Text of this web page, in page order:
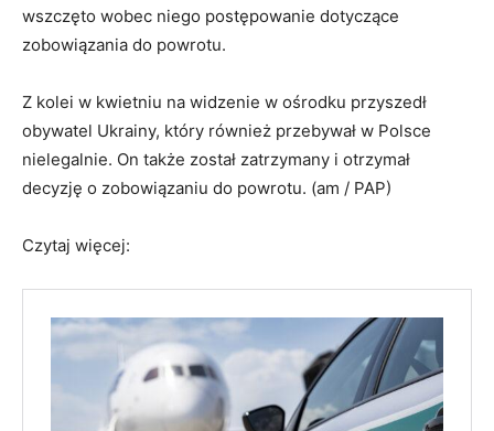
wszczęto wobec niego postępowanie dotyczące
zobowiązania do powrotu.
Z kolei w kwietniu na widzenie w ośrodku przyszedł
obywatel Ukrainy, który również przebywał w Polsce
nielegalnie. On także został zatrzymany i otrzymał
decyzję o zobowiązaniu do powrotu. (am / PAP)
Czytaj więcej: